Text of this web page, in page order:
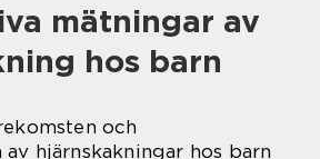
mätningar av
hos barn
och
av hjärnskakningar hos barn